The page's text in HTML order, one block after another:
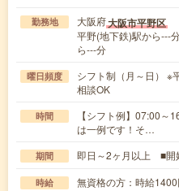
勤務地 大阪府大阪市平野区
平野(地下鉄)駅から---
ら---分
曜日頻度
シフト制（月～日） ※
相談OK
時間
【シフト例】07:00～
は一例です！そ…
期間 即日～2ヶ月以上 ■開
時給
無資格の方：時給